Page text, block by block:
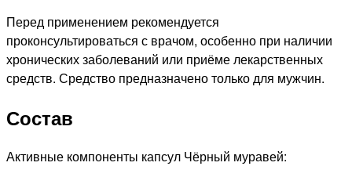
Перед применением рекомендуется
проконсультироваться с врачом, особенно при наличии
хронических заболеваний или приёме лекарственных
средств. Средство предназначено только для мужчин.
Состав
Активные компоненты капсул Чёрный муравей: